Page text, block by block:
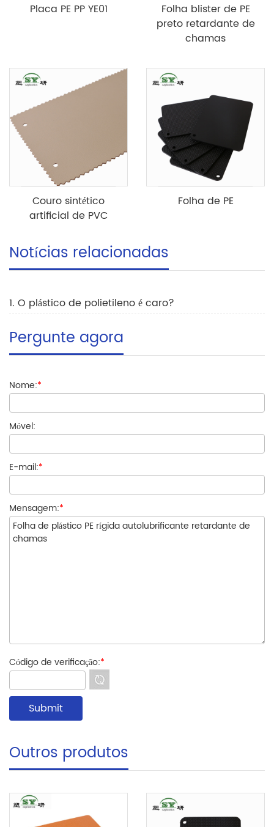
Placa PE PP YE01
Folha blister de PE
preto retardante de
chamas
Couro sintético
artificial de PVC
Folha de PE
Notícias relacionadas
1. O plástico de polietileno é caro?
Pergunte agora
Nome:*
Móvel:
E-mail:*
Mensagem:*
Código de verificação:*
Outros produtos